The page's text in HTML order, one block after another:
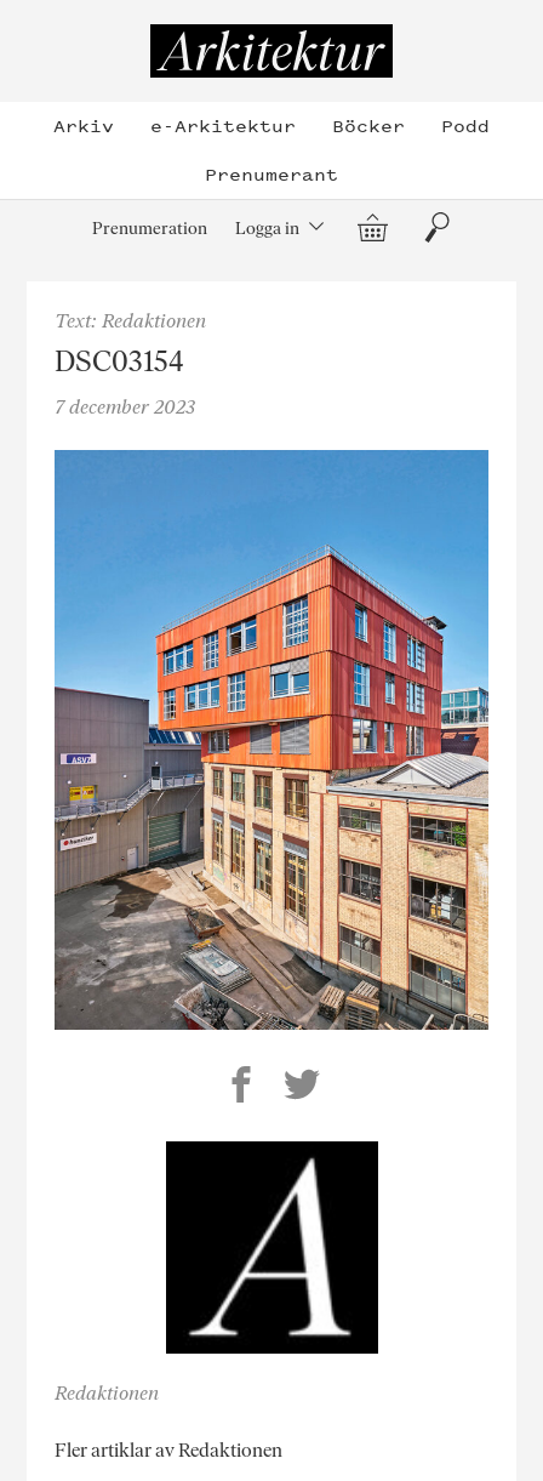
Arkiv e-Arkitektur Böcker
Podd
Prenumerant
Prenumeration Logga in Varukorg
Sök
Text: Redaktionen
DSC03154
7 december 2023
Redaktionen
Fler artiklar av Redaktionen